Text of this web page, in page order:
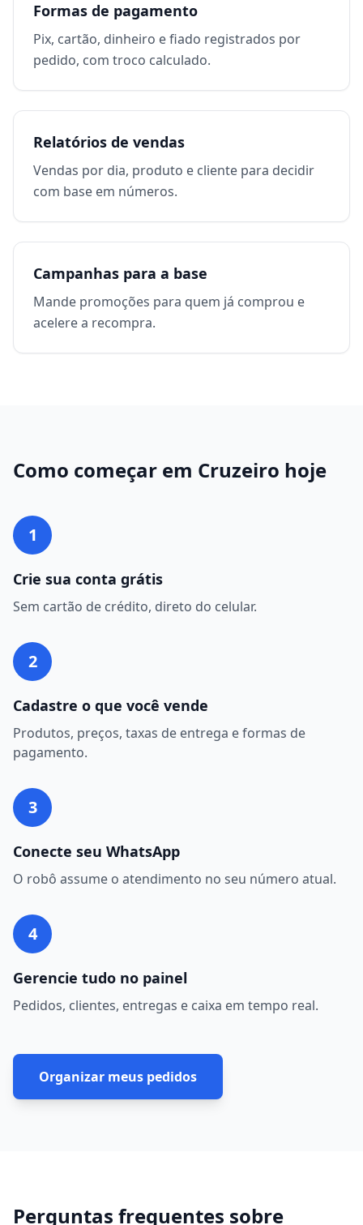
Formas de pagamento
Pix, cartão, dinheiro e fiado registrados por
pedido, com troco calculado.
Relatórios de vendas
Vendas por dia, produto e cliente para decidir
com base em números.
Campanhas para a base
Mande promoções para quem já comprou e
acelere a recompra.
Como começar em Cruzeiro hoje
1
Crie sua conta grátis
Sem cartão de crédito, direto do celular.
2
Cadastre o que você vende
Produtos, preços, taxas de entrega e formas de
pagamento.
3
Conecte seu WhatsApp
O robô assume o atendimento no seu número atual.
4
Gerencie tudo no painel
Pedidos, clientes, entregas e caixa em tempo real.
Organizar meus pedidos
Perguntas frequentes sobre